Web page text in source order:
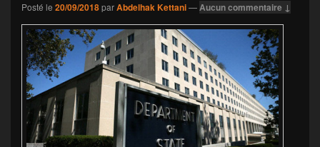
Posté le 20/09/2018parAbdelhak Kettani—Aucun commentaire ↓